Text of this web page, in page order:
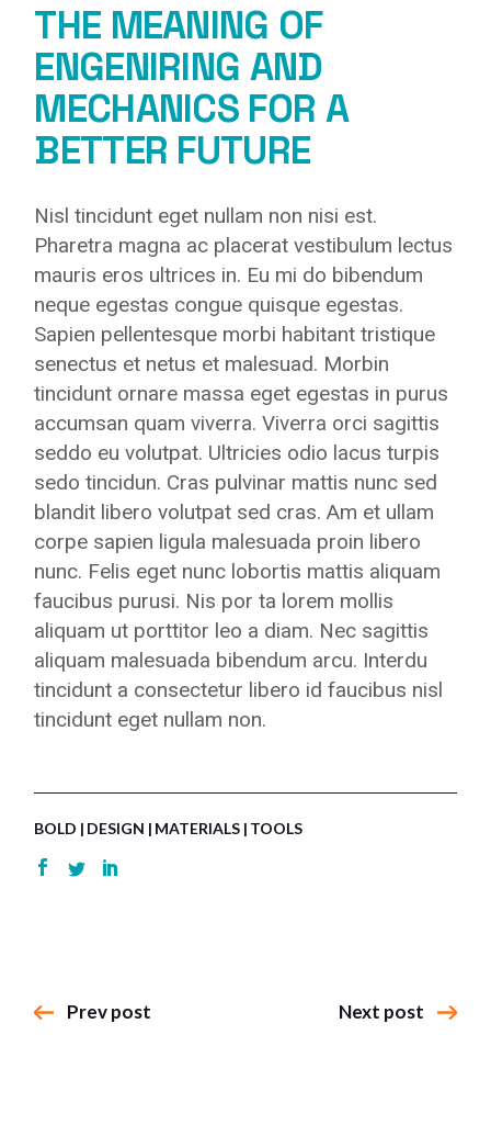
THE MEANING OF
ENGENIRING AND
MECHANICS FOR A
BETTER FUTURE
Nisl tincidunt eget nullam non nisi est.
Pharetra magna ac placerat vestibulum lectus
mauris eros ultrices in. Eu mi do bibendum
neque egestas congue quisque egestas.
Sapien pellentesque morbi habitant tristique
senectus et netus et malesuad. Morbin
tincidunt ornare massa eget egestas in purus
accumsan quam viverra. Viverra orci sagittis
seddo eu volutpat. Ultricies odio lacus turpis
sedo tincidun. Cras pulvinar mattis nunc sed
blandit libero volutpat sed cras. Am et ullam
corpe sapien ligula malesuada proin libero
nunc. Felis eget nunc lobortis mattis aliquam
faucibus purusi. Nis por ta lorem mollis
aliquam ut porttitor leo a diam. Nec sagittis
aliquam malesuada bibendum arcu. Interdu
tincidunt a consectetur libero id faucibus nisl
tincidunt eget nullam non.
BOLD DESIGN MATERIALS TOOLS
Prev post Next post